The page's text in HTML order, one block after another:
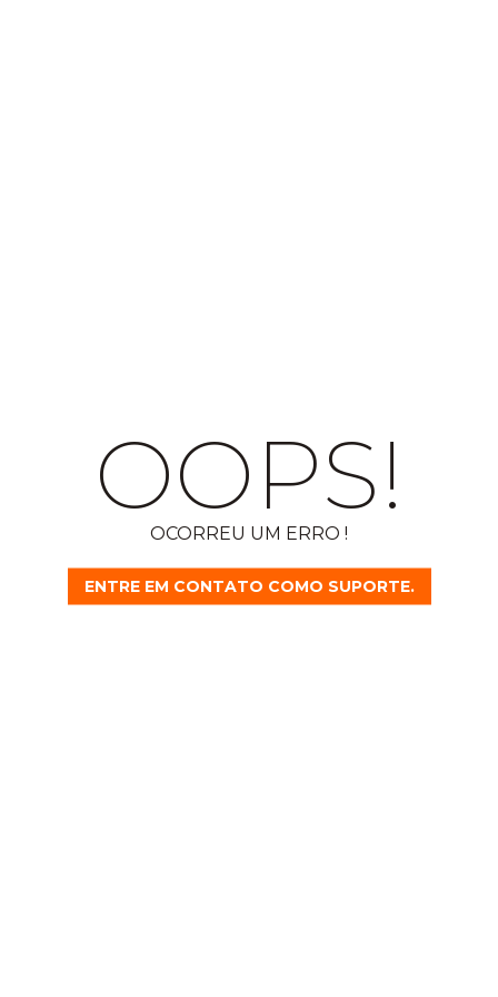
OOPS!
OCORREU UM ERRO !
ENTRE EM CONTATO COMO SUPORTE.